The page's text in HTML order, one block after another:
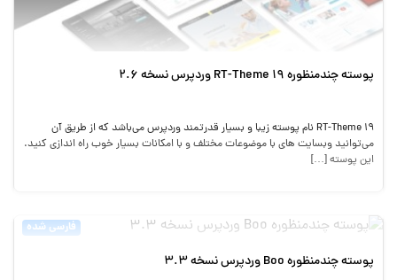
پوسته چندمنظوره RT-Theme 19 وردپرس نسخه 2.6
RT-Theme 19 نام پوسته زیبا و بسیار قدرتمند وردپرس می‌باشد که از طریق آن
می‌توانید وبسایت های با موضوعات مختلف و با امکانات بسیار خوب راه اندازی کنید.
این پوسته […]
فارسی شده
پوسته چندمنظوره Boo وردپرس نسخه 3.3